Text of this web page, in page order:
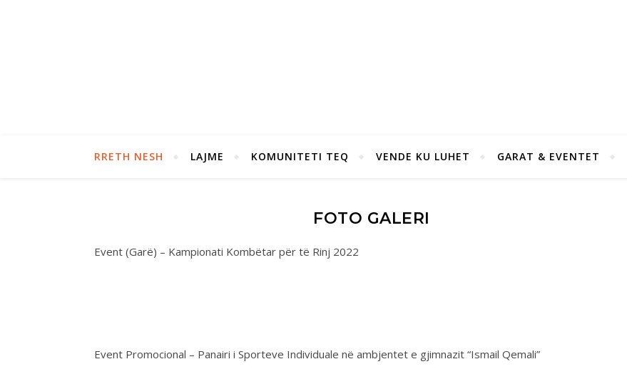
RRETH NESH LAJME KOMUNITETI TEQ VENDE KU LUHET GARAT & EVENTET
FOTO GALERI
Event (Garë) – Kampionati Kombëtar për të Rinj 2022
Event Promocional – Panairi i Sporteve Individuale në ambjentet e gjimnazit “Ismail Qemali”